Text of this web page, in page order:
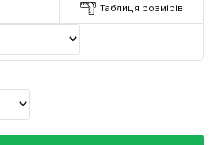
Таблиця розмірів